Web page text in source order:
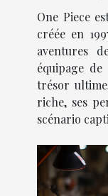
One Piece
créée en
aventures
équipage
trésor
riche, ses
scénario